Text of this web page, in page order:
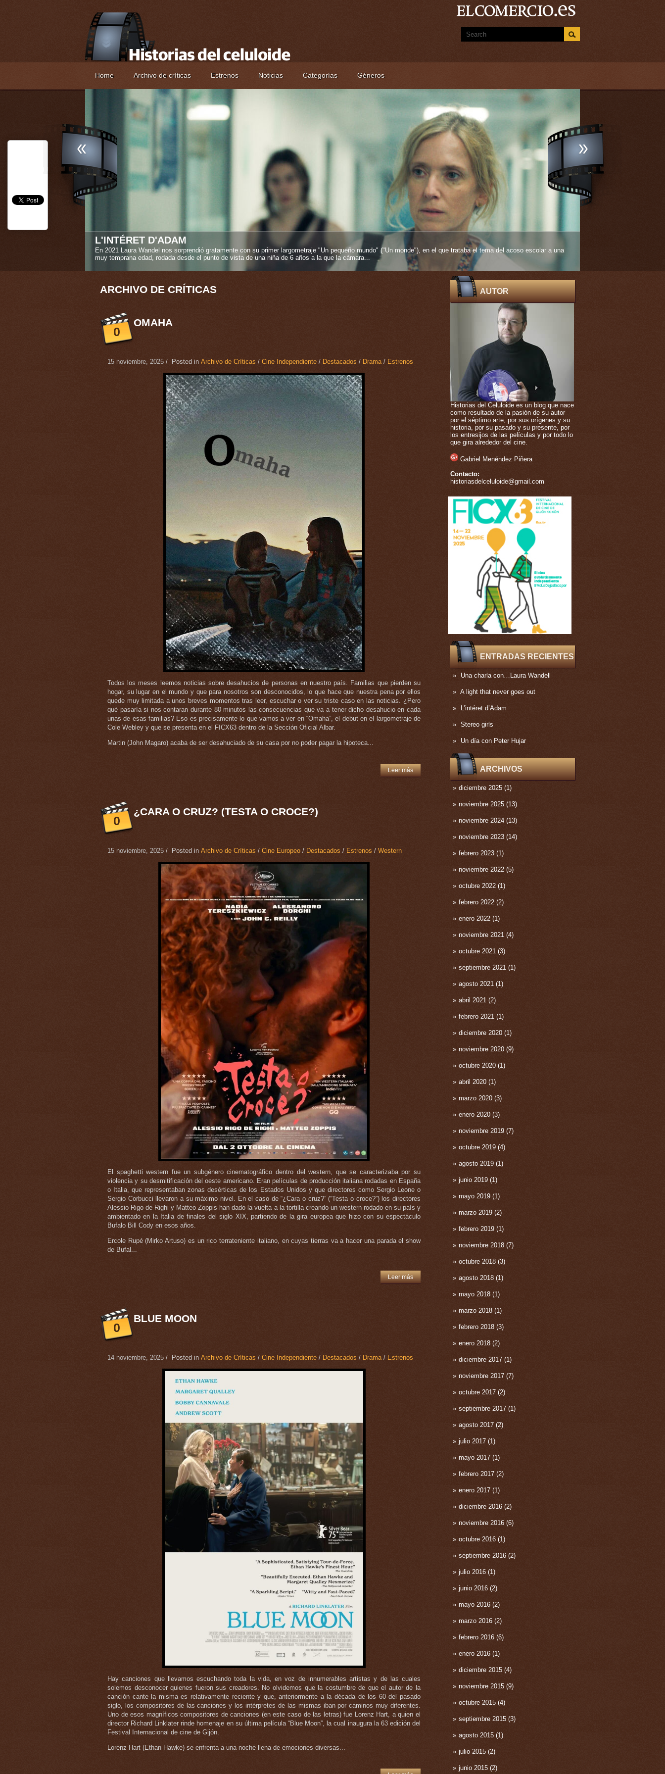
Home Archivo de críticas Estrenos Noticias Categorías Géneros
STEREO GIRLS
La amistad verdadera es uno de los sentimientos más fuertes que se pueden tener en esta vida y más si proviene desde edad muy temprana. De ello nos habla
Caroline Deruas Peano en "Stereo girls" ("Les inmortelles", 2025), su segundo largometraje como...
AUTOR
Historias del Celuloide es un blog que nace
como resultado de la pasión de su autor
por el séptimo arte, por sus orígenes y su
historia, por su pasado y su presente, por
los entresijos de las películas y por todo lo
que gira alrededor del cine.
Gabriel Menéndez Piñera
Contacto:
historiasdelceluloide@gmail.com
ENTRADAS RECIENTES
Una charla con…Laura Wandell
A light that never goes out
L’intéret d’Adam
Stereo girls
Un día con Peter Hujar
ARCHIVOS
diciembre 2025 (1)
noviembre 2025 (13)
noviembre 2024 (13)
noviembre 2023 (14)
febrero 2023 (1)
noviembre 2022 (5)
octubre 2022 (1)
febrero 2022 (2)
enero 2022 (1)
noviembre 2021 (4)
octubre 2021 (3)
septiembre 2021 (1)
agosto 2021 (1)
abril 2021 (2)
febrero 2021 (1)
diciembre 2020 (1)
noviembre 2020 (9)
octubre 2020 (1)
abril 2020 (1)
marzo 2020 (3)
enero 2020 (3)
noviembre 2019 (7)
octubre 2019 (4)
agosto 2019 (1)
junio 2019 (1)
mayo 2019 (1)
marzo 2019 (2)
febrero 2019 (1)
noviembre 2018 (7)
octubre 2018 (3)
agosto 2018 (1)
mayo 2018 (1)
marzo 2018 (1)
febrero 2018 (3)
enero 2018 (2)
diciembre 2017 (1)
noviembre 2017 (7)
octubre 2017 (2)
septiembre 2017 (1)
agosto 2017 (2)
julio 2017 (1)
mayo 2017 (1)
febrero 2017 (2)
enero 2017 (1)
diciembre 2016 (2)
noviembre 2016 (6)
octubre 2016 (1)
septiembre 2016 (2)
julio 2016 (1)
junio 2016 (2)
mayo 2016 (2)
marzo 2016 (2)
febrero 2016 (6)
enero 2016 (1)
diciembre 2015 (4)
noviembre 2015 (9)
octubre 2015 (4)
septiembre 2015 (3)
agosto 2015 (1)
julio 2015 (2)
junio 2015 (2)
ARCHIVO DE CRÍTICAS
0
OMAHA
15 noviembre, 2025 / Posted in Archivo de Críticas / Cine Independiente / Destacados / Drama/ Estrenos
Todos los meses leemos noticias sobre desahucios de personas en nuestro país. Familias que pierden su
hogar, su lugar en el mundo y que para nosotros son desconocidos, lo que hace que nuestra pena por ellos
quede muy limitada a unos breves momentos tras leer, escuchar o ver su triste caso en las noticias. ¿Pero
qué pasaría si nos contaran durante 80 minutos las consecuencias que va a tener dicho desahucio en cada
unas de esas familias? Eso es precisamente lo que vamos a ver en “Omaha”, el debut en el largometraje de
Cole Webley y que se presenta en el FICX63 dentro de la Sección Oficial Albar.
Martin (John Magaro) acaba de ser desahuciado de su casa por no poder pagar la hipoteca...
Leer más
0
¿CARA O CRUZ? (TESTA O CROCE?)
15 noviembre, 2025 / Posted in Archivo de Críticas / Cine Europeo / Destacados / Estrenos / Western
El spaghetti western fue un subgénero cinematográfico dentro del western, que se caracterizaba por su
violencia y su desmitificación del oeste americano. Eran películas de producción italiana rodadas en España
o Italia, que representaban zonas desérticas de los Estados Unidos y que directores como Sergio Leone o
Sergio Corbucci llevaron a su máximo nivel. En el caso de “¿Cara o cruz?” (“Testa o croce?”) los directores
Alessio Rigo de Righi y Matteo Zoppis han dado la vuelta a la tortilla creando un western rodado en su país y
ambientado en la Italia de finales del siglo XIX, partiendo de la gira europea que hizo con su espectáculo
Bufalo Bill Cody en esos años.
Ercole Rupé (Mirko Artuso) es un rico terrateniente italiano, en cuyas tierras va a hacer una parada el show
de Bufal...
Leer más
0
BLUE MOON
14 noviembre, 2025 / Posted in Archivo de Críticas / Cine Independiente / Destacados / Drama/ Estrenos
Hay canciones que llevamos escuchando toda la vida, en voz de innumerables artistas y de las cuales
solemos desconocer quienes fueron sus creadores. No olvidemos que la costumbre de que el autor de la
canción cante la misma es relativamente reciente y que, anteriormente a la década de los 60 del pasado
siglo, los compositores de las canciones y los intérpretes de las mismas iban por caminos muy diferentes.
Uno de esos magníficos compositores de canciones (en este caso de las letras) fue Lorenz Hart, a quien el
director Richard Linklater rinde homenaje en su última película “Blue Moon”, la cual inaugura la 63 edición del
Festival Internacional de cine de Gijón.
Lorenz Hart (Ethan Hawke) se enfrenta a una noche llena de emociones diversas...